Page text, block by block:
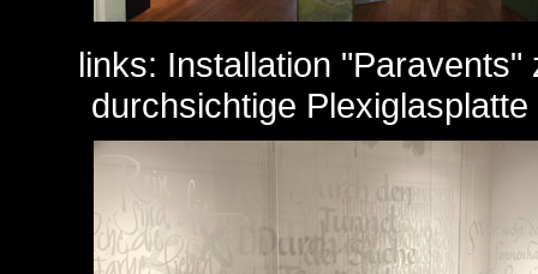
links: Installation
durchsichtige